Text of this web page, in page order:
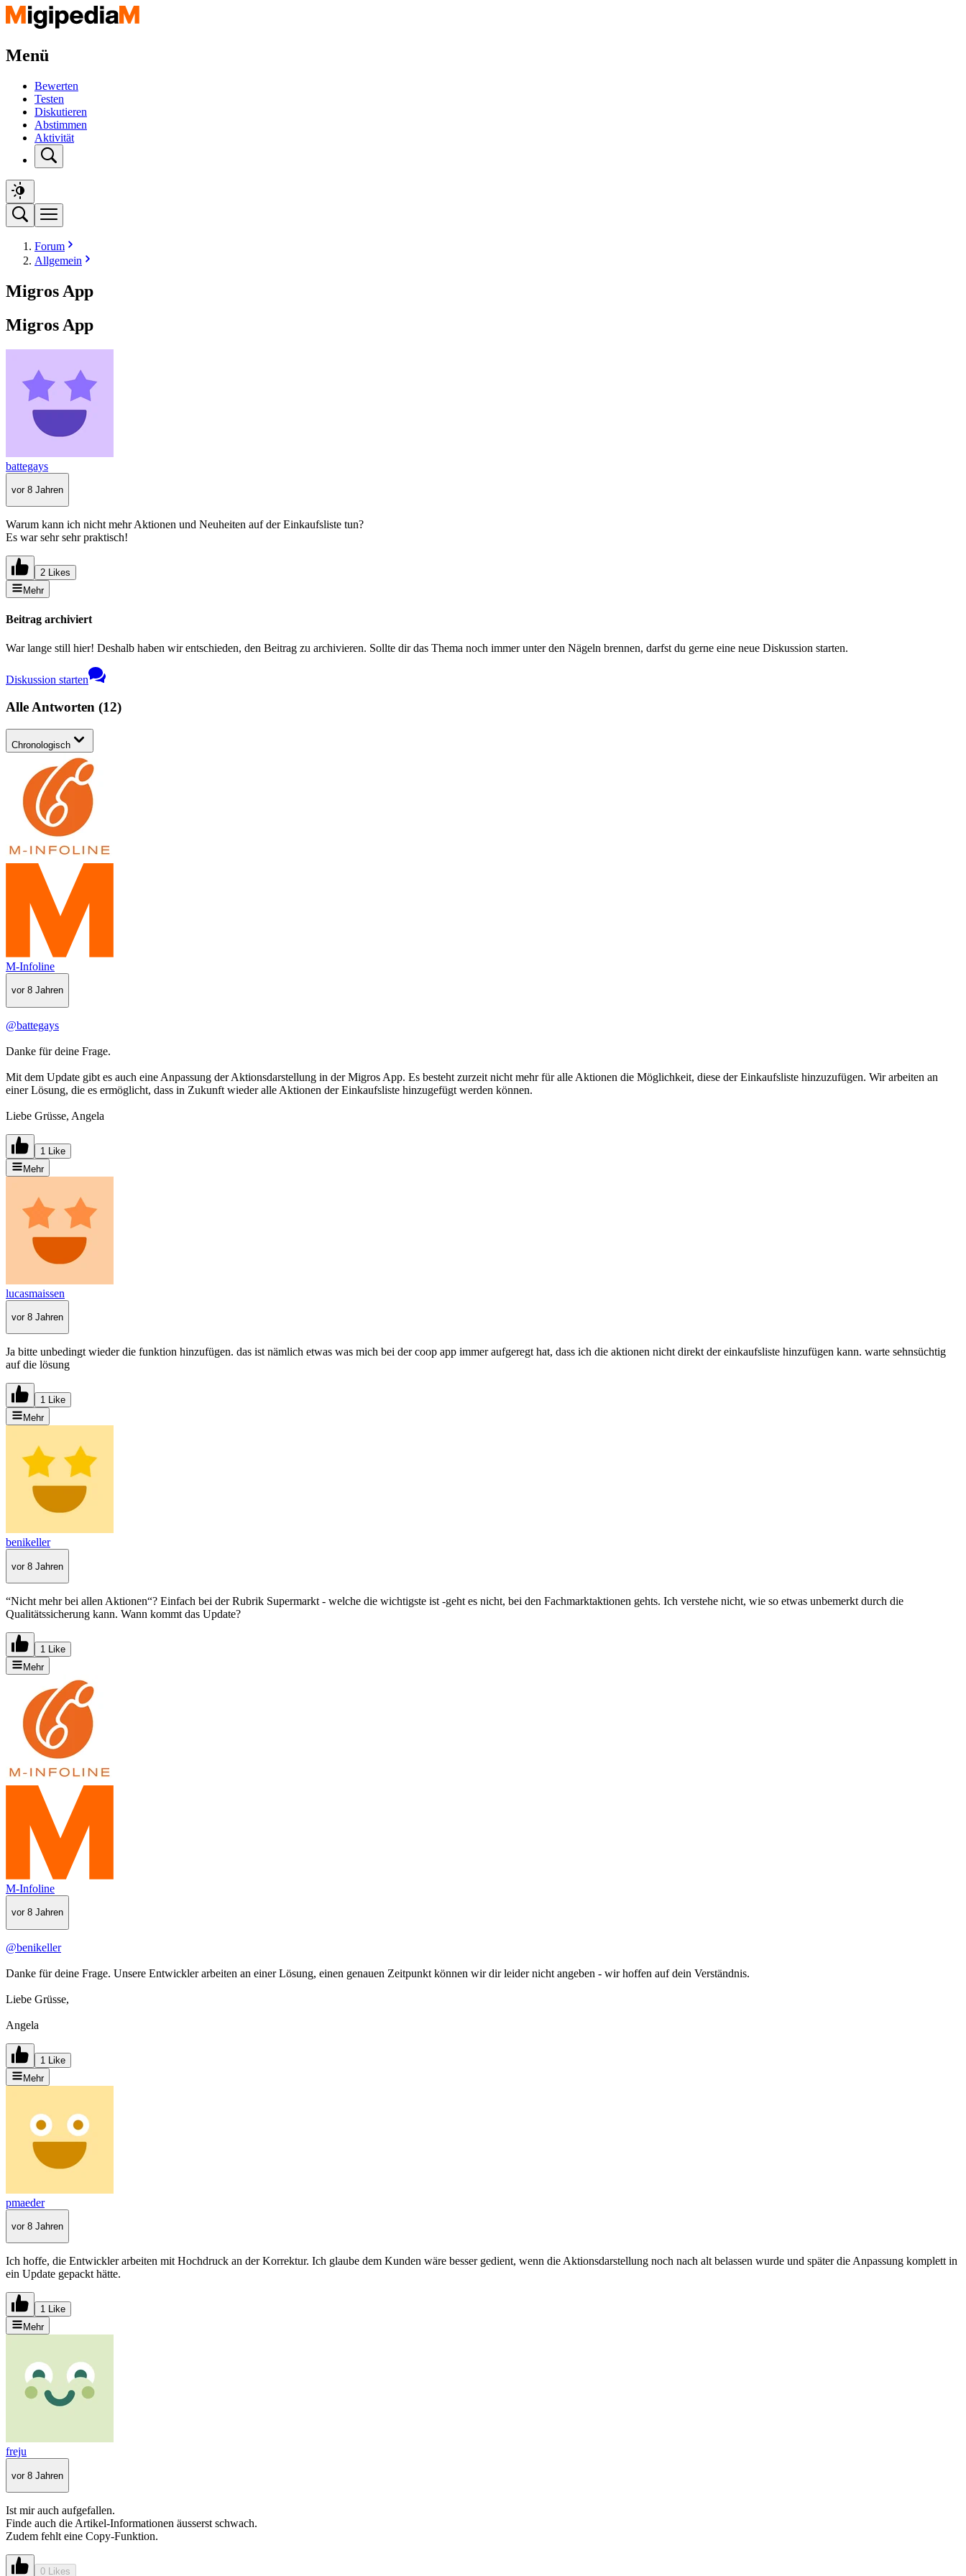
Menü
Bewerten
Testen
Diskutieren
Abstimmen
Aktivität
Forum
Allgemein
Migros App
Migros App
battegays
vor 8 Jahren
Warum kann ich nicht mehr Aktionen und Neuheiten auf der Einkaufsliste tun?
Es war sehr sehr praktisch!
2 Likes
Mehr
Beitrag archiviert
War lange still hier! Deshalb haben wir entschieden, den Beitrag zu archivieren. Sollte dir das Thema noch immer unter den Nägeln brennen, darfst du gerne eine neue Diskussion starten.
Diskussion starten
Alle Antworten (12)
Chronologisch
M-Infoline
vor 8 Jahren
@battegays
Danke für deine Frage.
Mit dem Update gibt es auch eine Anpassung der Aktionsdarstellung in der Migros App. Es besteht zurzeit nicht mehr für alle Aktionen die Möglichkeit, diese der Einkaufsliste hinzuzufügen. Wir arbeiten an
einer Lösung, die es ermöglicht, dass in Zukunft wieder alle Aktionen der Einkaufsliste hinzugefügt werden können.
Liebe Grüsse, Angela
1 Like
Mehr
lucasmaissen
vor 8 Jahren
Ja bitte unbedingt wieder die funktion hinzufügen. das ist nämlich etwas was mich bei der coop app immer aufgeregt hat, dass ich die aktionen nicht direkt der einkaufsliste hinzufügen kann. warte sehnsüchtig
auf die lösung
1 Like
Mehr
benikeller
vor 8 Jahren
“Nicht mehr bei allen Aktionen“? Einfach bei der Rubrik Supermarkt - welche die wichtigste ist -geht es nicht, bei den Fachmarktaktionen gehts. Ich verstehe nicht, wie so etwas unbemerkt durch die
Qualitätssicherung kann. Wann kommt das Update?
1 Like
Mehr
M-Infoline
vor 8 Jahren
@benikeller
Danke für deine Frage. Unsere Entwickler arbeiten an einer Lösung, einen genauen Zeitpunkt können wir dir leider nicht angeben - wir hoffen auf dein Verständnis.
Liebe Grüsse,
Angela
1 Like
Mehr
pmaeder
vor 8 Jahren
Ich hoffe, die Entwickler arbeiten mit Hochdruck an der Korrektur. Ich glaube dem Kunden wäre besser gedient, wenn die Aktionsdarstellung noch nach alt belassen wurde und später die Anpassung komplett in
ein Update gepackt hätte.
1 Like
Mehr
freju
vor 8 Jahren
Ist mir auch aufgefallen.
Finde auch die Artikel-Informationen äusserst schwach.
Zudem fehlt eine Copy-Funktion.
0 Likes